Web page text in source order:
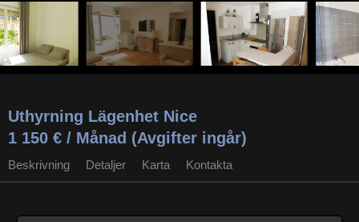
Uthyrning Lägenhet Nice
1 150 € / Månad (Avgifter ingår)
Beskrivning Detaljer Karta Kontakta